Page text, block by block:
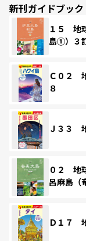
新刊ガイドブック
１５ 地
島①）３
Ｃ０２
８
Ｊ３３
０２ 地
呂麻島（
Ｄ１７